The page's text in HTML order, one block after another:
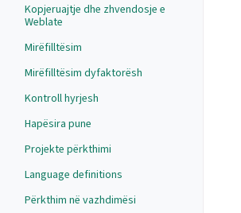
Kopjeruajtje dhe zhvendosje e
Weblate
Mirëfilltësim
Mirëfilltësim dyfaktorësh
Kontroll hyrjesh
Hapësira pune
Projekte përkthimi
Language definitions
Përkthim në vazhdimësi